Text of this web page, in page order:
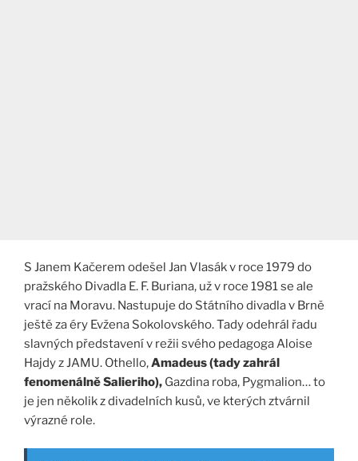
S Janem Kačerem odešel Jan Vlasák v roce 1979 do
pražského Divadla E. F. Buriana, už v roce 1981 se ale
vrací na Moravu. Nastupuje do Státního divadla v Brně
ještě za éry Evžena Sokolovského. Tady odehrál řadu
slavných představení v režii svého pedagoga Aloise
Hajdy z JAMU. Othello,Amadeus (tady zahrál
fenomenálně Salieriho), Gazdina roba, Pygmalion… to
je jen několik z divadelních kusů, ve kterých ztvárnil
výrazné role.